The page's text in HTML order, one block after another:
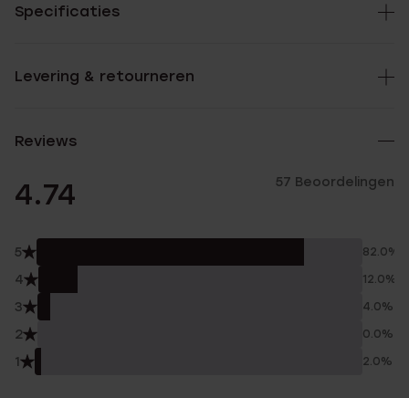
Specificaties
Levering & retourneren
Reviews
4.74 57 Beoordelingen
5 82.0%
4 12.0%
3 4.0%
2 0.0%
1 2.0%